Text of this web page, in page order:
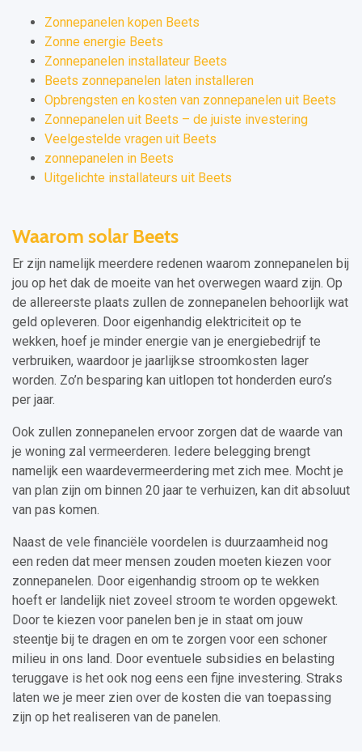
Zonnepanelen kopen Beets
Zonne energie Beets
Zonnepanelen installateur Beets
Beets zonnepanelen laten installeren
Opbrengsten en kosten van zonnepanelen uit Beets
Zonnepanelen uit Beets – de juiste investering
Veelgestelde vragen uit Beets
zonnepanelen in Beets
Uitgelichte installateurs uit Beets
Waarom solar Beets
Er zijn namelijk meerdere redenen waarom zonnepanelen bij
jou op het dak de moeite van het overwegen waard zijn. Op
de allereerste plaats zullen de zonnepanelen behoorlijk wat
geld opleveren. Door eigenhandig elektriciteit op te
wekken, hoef je minder energie van je energiebedrijf te
verbruiken, waardoor je jaarlijkse stroomkosten lager
worden. Zo’n besparing kan uitlopen tot honderden euro’s
per jaar.
Ook zullen zonnepanelen ervoor zorgen dat de waarde van
je woning zal vermeerderen. Iedere belegging brengt
namelijk een waardevermeerdering met zich mee. Mocht je
van plan zijn om binnen 20 jaar te verhuizen, kan dit absoluut
van pas komen.
Naast de vele financiële voordelen is duurzaamheid nog
een reden dat meer mensen zouden moeten kiezen voor
zonnepanelen. Door eigenhandig stroom op te wekken
hoeft er landelijk niet zoveel stroom te worden opgewekt.
Door te kiezen voor panelen ben je in staat om jouw
steentje bij te dragen en om te zorgen voor een schoner
milieu in ons land. Door eventuele subsidies en belasting
teruggave is het ook nog eens een fijne investering. Straks
laten we je meer zien over de kosten die van toepassing
zijn op het realiseren van de panelen.